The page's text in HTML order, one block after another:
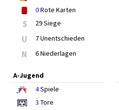
0Rote Karten
S 29 Siege
U 7 Unentschieden
N 6 Niederlagen
A-Jugend
4Spiele
3 Tore